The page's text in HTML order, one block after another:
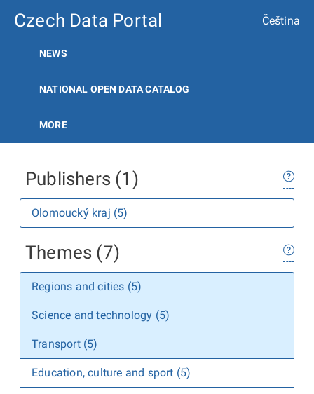
Czech Data Portal Čeština
NEWS
NATIONAL OPEN DATA CATALOG
MORE
Publishers (1)
Olomoucký kraj (5)
Themes (7)
Regions and cities (5)
Science and technology (5)
Transport (5)
Education, culture and sport (5)